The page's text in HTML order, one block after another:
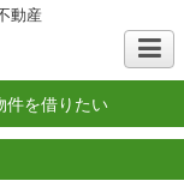
動産
件を借りたい